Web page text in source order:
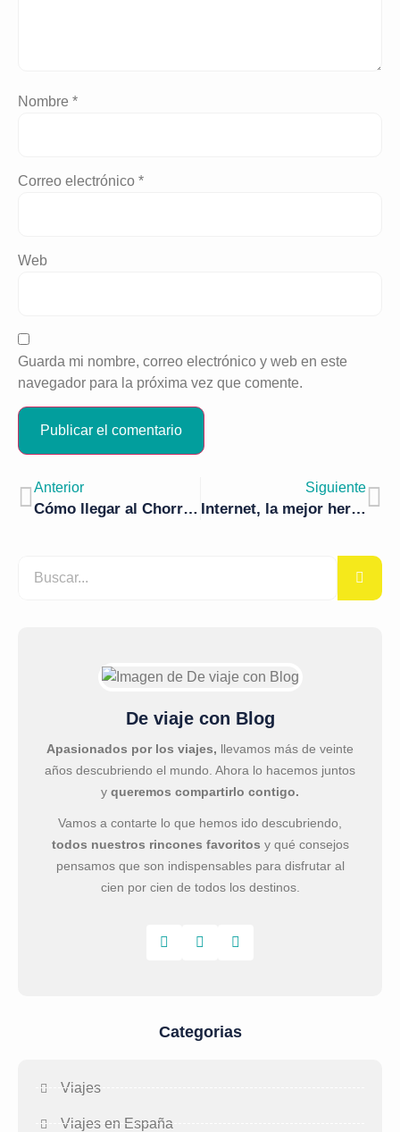
Nombre *
Correo electrónico *
Web
Guarda mi nombre, correo electrónico y web en este
navegador para la próxima vez que comente.
Anterior
Cómo llegar al Chorro de Navafría
Siguiente
Internet, la mejor herramienta para programar viajes
De viaje con Blog
Apasionados por los viajes, llevamos más de veinte
años descubriendo el mundo. Ahora lo hacemos juntos
y queremos compartirlo contigo.
Vamos a contarte lo que hemos ido descubriendo,
todos nuestros rincones favoritos y qué consejos
pensamos que son indispensables para disfrutar al
cien por cien de todos los destinos.
Categorias
Viajes
Viajes en España